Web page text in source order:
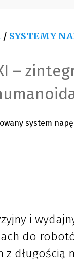
/ SYSTEMY
–
i
do
długością